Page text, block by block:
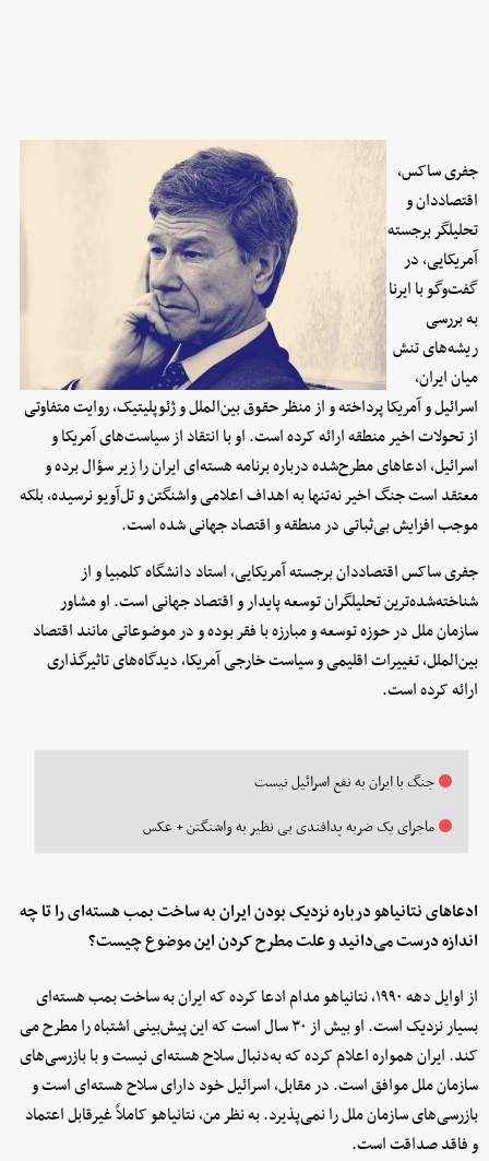
جفری ساکس،
اقتصاددان و
تحلیلگر برجسته
آمریکایی، در
گفت‌وگو با ایرنا
به بررسی
ریشه‌های تنش
میان ایران،
اسرائیل و آمریکا پرداخته و از منظر حقوق بین‌الملل و ژئوپلیتیک، روایت متفاوتی
از تحولات اخیر منطقه ارائه کرده است. او با انتقاد از سیاست‌های آمریکا و
اسرائیل، ادعاهای مطرح‌شده درباره برنامه هسته‌ای ایران را زیر سؤال برده و
معتقد است جنگ اخیر نه‌تنها به اهداف اعلامی واشنگتن و تل‌آویو نرسیده، بلکه
موجب افزایش بی‌ثباتی در منطقه و اقتصاد جهانی شده است.
جفری ساکس اقتصاددان برجسته آمریکایی، استاد دانشگاه کلمبیا و از
شناخته‌شده‌ترین تحلیلگران توسعه پایدار و اقتصاد جهانی است. او مشاور
سازمان ملل در حوزه توسعه و مبارزه با فقر بوده و در موضوعاتی مانند اقتصاد
بین‌الملل، تغییرات اقلیمی و سیاست خارجی آمریکا، دیدگاه‌های تاثیرگذاری
ارائه کرده است.
جنگ با ایران به نفع اسرائیل نیست
ماجرای یک ضربه پدافندی بی نظیر به واشنگتن + عکس
ادعاهای نتانیاهو درباره نزدیک بودن ایران به ساخت بمب هسته‌ای را تا چه
اندازه درست می‌دانید و علت مطرح کردن این موضوع چیست؟
از اوایل دهه ۱۹۹۰، نتانیاهو مدام ادعا کرده که ایران به ساخت بمب هسته‌ای
بسیار نزدیک است. او بیش از ۳۰ سال است که این پیش‌بینی اشتباه را مطرح می
کند. ایران همواره اعلام کرده که به‌دنبال سلاح هسته‌ای نیست و با بازرسی‌های
سازمان ملل موافق است. در مقابل، اسرائیل خود دارای سلاح هسته‌ای است و
بازرسی‌های سازمان ملل را نمی‌پذیرد. به نظر من، نتانیاهو کاملاً غیرقابل اعتماد
و فاقد صداقت است.